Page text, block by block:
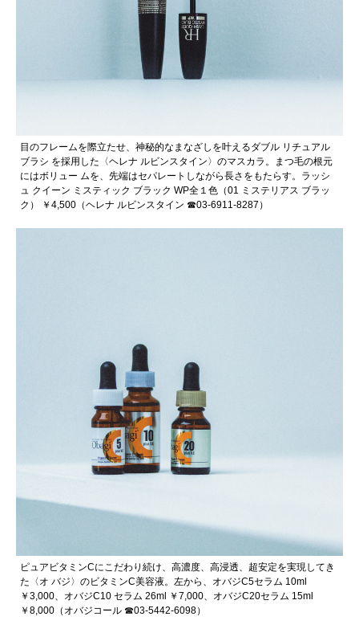
目のフレームを際立たせ、神秘的なまなざしを叶えるダブル リチュアル
ブラシ を採用した〈ヘレナ ルビンスタイン〉のマスカラ。まつ毛の根元
にはボリュー ムを、先端はセパレートしながら長さをもたらす。ラッシ
ュ クイーン ミスティック ブラック WP全１色（01 ミステリアス ブラッ
ク） ￥4,500（ヘレナ ルビンスタイン ☎03-6911-8287）
ピュアビタミンCにこだわり続け、高濃度、高浸透、超安定を実現してき
た〈オ バジ〉のビタミンC美容液。左から、オバジC5セラム 10ml
￥3,000、オバジC10 セラム 26ml ￥7,000、オバジC20セラム 15ml
￥8,000（オバジコール ☎03-5442-6098）